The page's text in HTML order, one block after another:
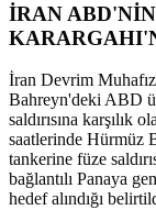
İRAN
İran Devrim
Bahreyn'deki ABD
saldırısına
saatlerinde Hürmüz
tankerine füze
bağlantılı Panaya
hedef alındığı